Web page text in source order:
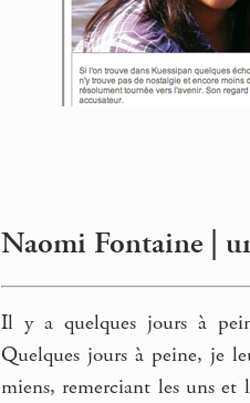
Naomi Fontaine |
Il y a quelques jours à
Quelques jours à peine, je
miens, remerciant les uns et